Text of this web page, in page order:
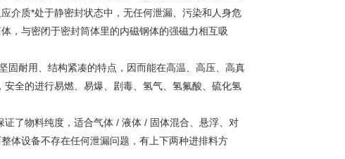
介质*处于静密封状态中，无任何泄漏、污染和人身危
，与密闭于密封筒体里的内磁钢体的强磁力相互吸
耐用、结构紧凑的特点，因而能在高温、高压、高真
全的进行易燃、易爆、剧毒、氢气、氢氟酸、硫化氢
了物料纯度，适合气体 / 液体 / 固体混合、悬浮、对
体设备不存在任何泄漏问题，有上下两种进排料方